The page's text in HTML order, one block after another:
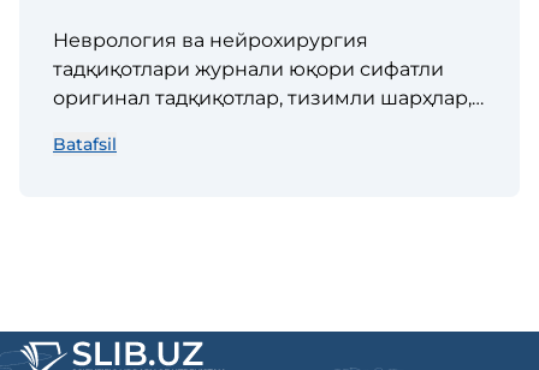
Неврология ва нейрохирургия
тадқиқотлари журнали юқори сифатли
оригинал тадқиқотлар, тизимли шарҳлар,
изланиларни тезкор нашр этиш орқали
Неврология ва нейрохирургия
тадқиқотлари журнали унинг мазмунига
Batafsil